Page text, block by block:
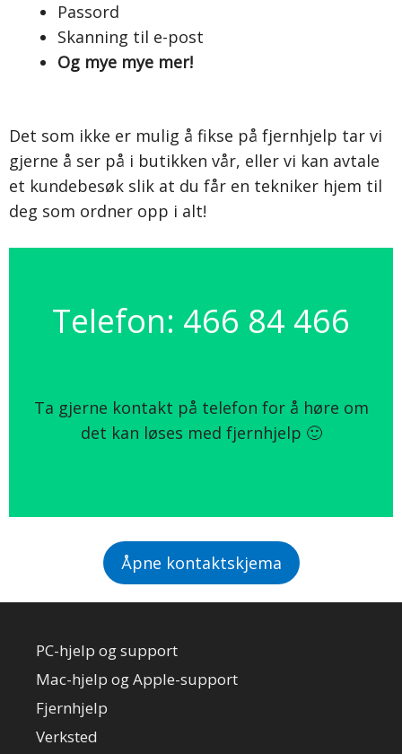
Passord
Skanning til e-post
Og mye mye mer!
Det som ikke er mulig å fikse på fjernhjelp tar vi
gjerne å ser på i butikken vår, eller vi kan avtale
et kundebesøk slik at du får en tekniker hjem til
deg som ordner opp i alt!
Telefon: 466 84 466
Ta gjerne kontakt på telefon for å høre om
det kan løses med fjernhjelp 🙂
Åpne kontaktskjema
PC-hjelp og support
Mac-hjelp og Apple-support
Fjernhjelp
Verksted